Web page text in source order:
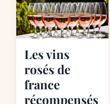
Les vins
rosés de
france
récompensés